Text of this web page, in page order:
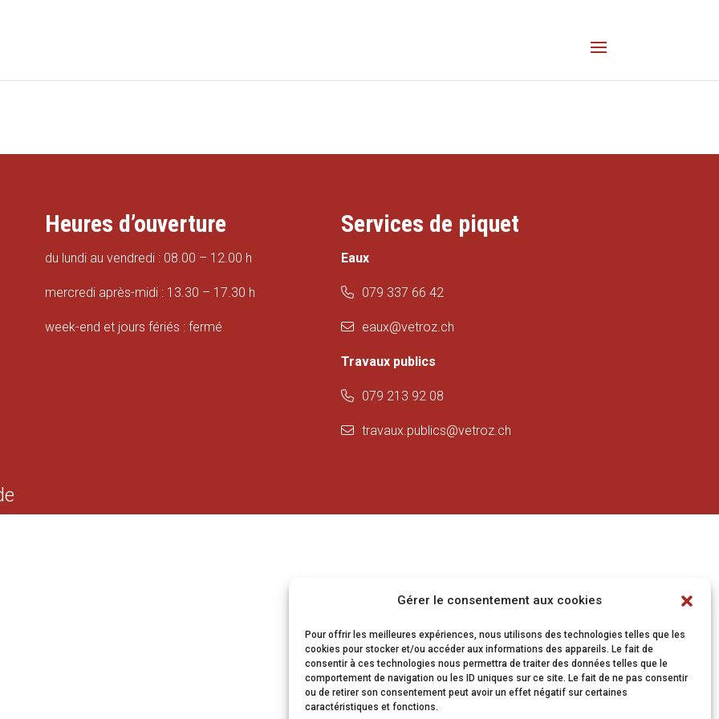
Gérer le consentement aux cookies
Pour offrir les meilleures expériences, nous utilisons des technologies telles que les
cookies pour stocker et/ou accéder aux informations des appareils. Le fait de
consentir à ces technologies nous permettra de traiter des données telles que le
comportement de navigation ou les ID uniques sur ce site. Le fait de ne pas consentir
ou de retirer son consentement peut avoir un effet négatif sur certaines
caractéristiques et fonctions.
Heures d’ouverture
du lundi au vendredi : 08.00 – 12.00 h
mercredi après-midi : 13.30 – 17.30 h
week-end et jours fériés : fermé
Services de piquet
Eaux
079 337 66 42
eaux@vetroz.ch
Travaux publics
079 213 92 08
travaux.publics@vetroz.ch